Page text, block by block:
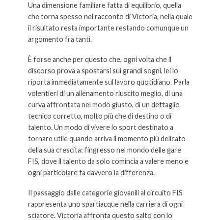
Una dimensione familiare fatta di equilibrio, quella
che torna spesso nel racconto di Victoria, nella quale
il risultato resta importante restando comunque un
argomento fra tanti.
È forse anche per questo che, ogni volta che il
discorso prova a spostarsi sui grandi sogni, lei lo
riporta immediatamente sul lavoro quotidiano. Parla
volentieri di un allenamento riuscito meglio, di una
curva affrontata nel modo giusto, di un dettaglio
tecnico corretto, molto più che di destino o di
talento. Un modo di vivere lo sport destinato a
tornare utile quando arriva il momento più delicato
della sua crescita: l’ingresso nel mondo delle gare
FIS, dove il talento da solo comincia a valere meno e
ogni particolare fa davvero la differenza.
Il passaggio dalle categorie giovanili al circuito FIS
rappresenta uno spartiacque nella carriera di ogni
sciatore. Victoria affronta questo salto con lo